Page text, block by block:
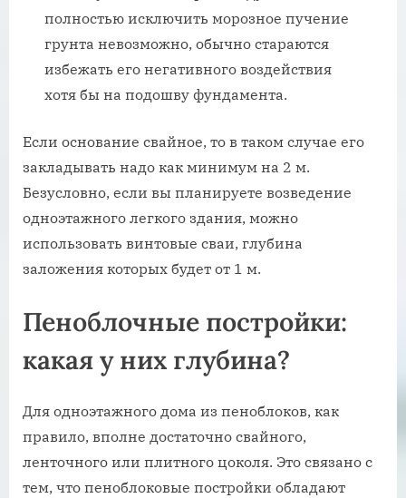
полностью исключить морозное пучение
грунта невозможно, обычно стараются
избежать его негативного воздействия
хотя бы на подошву фундамента.
Если основание свайное, то в таком случае его
закладывать надо как минимум на 2 м.
Безусловно, если вы планируете возведение
одноэтажного легкого здания, можно
использовать винтовые сваи, глубина
заложения которых будет от 1 м.
Пеноблочные постройки:
какая у них глубина?
Для одноэтажного дома из пеноблоков, как
правило, вполне достаточно свайного,
ленточного или плитного цоколя. Это связано с
тем, что пеноблоковые постройки обладают